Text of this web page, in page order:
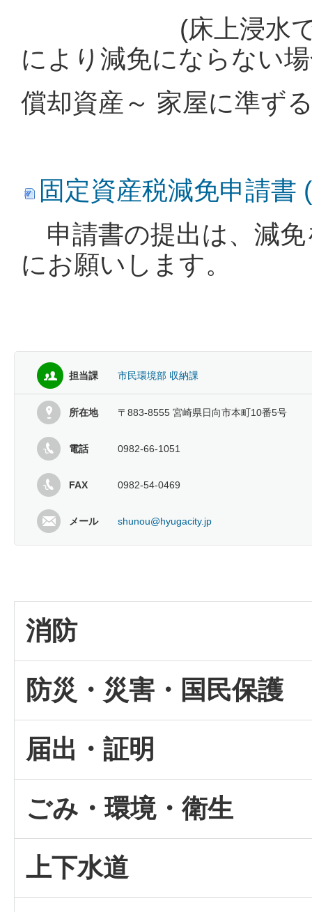
(床上浸水であっ
により減免にならない
償却資産～ 家屋に準ず
固定資産税減免申請書
申請書の提出は、減
にお願いします。
担当課 市民環境部 収納課
所在地 〒883-8555 宮崎県日向市本町10番5号
電話 0982-66-1051
FAX 0982-54-0469
メール shunou@hyugacity.jp
消防
防災・災害・国民保護
届出・証明
ごみ・環境・衛生
上下水道